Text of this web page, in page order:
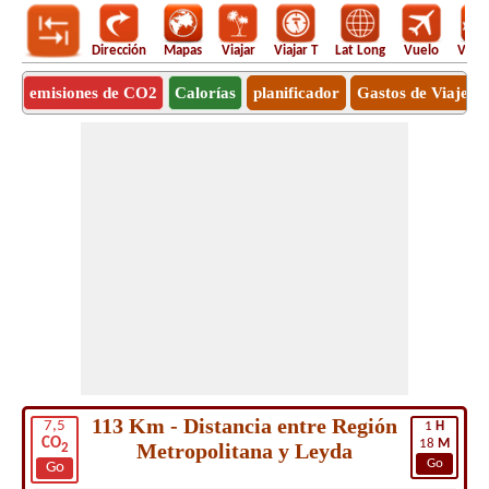
Dirección Mapas Viajar Viajar T Lat Long Vuelo
emisiones de CO2 Calorías planificador Gastos de Viaje
7,5
CO2
Go
1 H
18 M
Go
113 Km - Distancia entre Región
Metropolitana y Leyda